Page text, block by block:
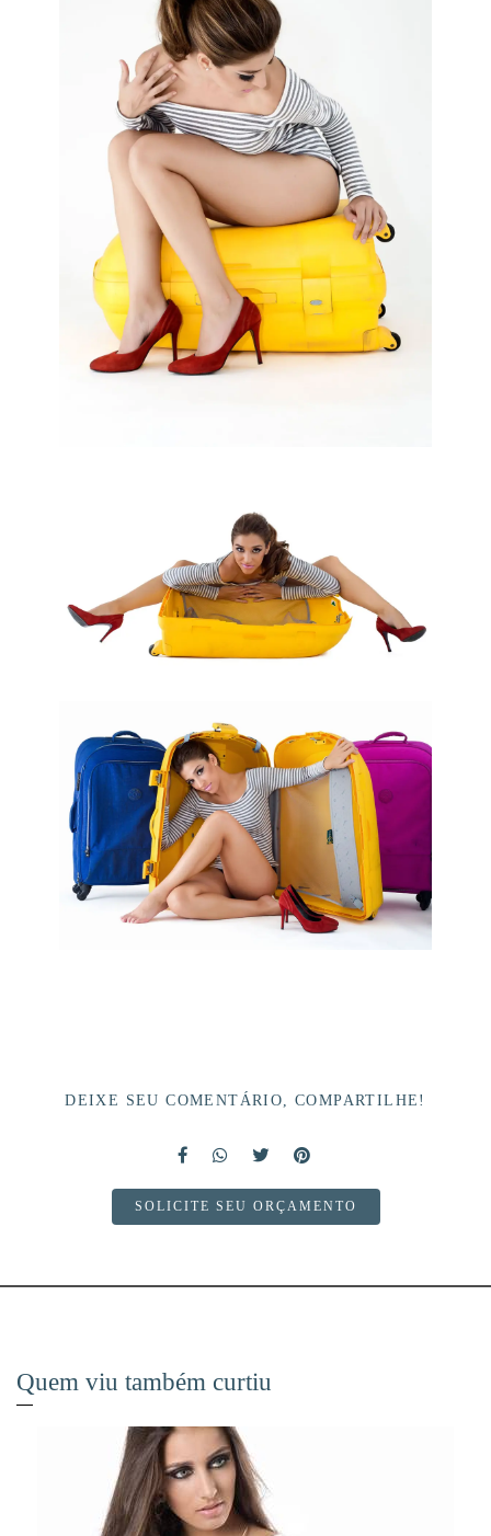
DEIXE SEU COMENTÁRIO, COMPARTILHE!
SOLICITE SEU ORÇAMENTO
Quem viu também curtiu